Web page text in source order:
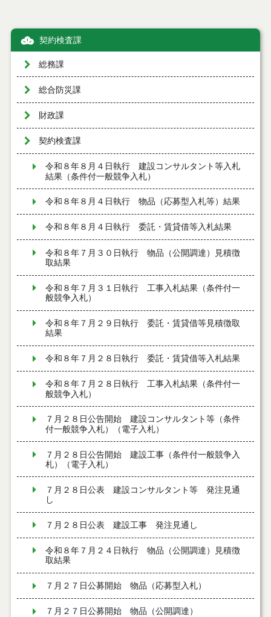
契約検査課
総務課
総合防災課
財政課
契約検査課
令和８年８月４日執行 建設コンサルタント等入札
結果（条件付一般競争入札）
令和８年８月４日執行 物品（応募型入札等）結果
令和８年８月４日執行 委託・賃貸借等入札結果
令和８年７月３０日執行 物品（公開調達）見積徴
取結果
令和８年７月３１日執行 工事入札結果（条件付一
般競争入札）
令和８年７月２９日執行 委託・賃貸借等見積徴取
結果
令和８年７月２８日執行 委託・賃貸借等入札結果
令和８年７月２８日執行 工事入札結果（条件付一
般競争入札）
７月２８日公告開始 建設コンサルタント等（条件
付一般競争入札）（電子入札）
７月２８日公告開始 建設工事（条件付一般競争入
札）（電子入札）
７月２８日公表 建設コンサルタント等 発注見通
し
７月２８日公表 建設工事 発注見通し
令和８年７月２４日執行 物品（公開調達）見積徴
取結果
７月２７日公募開始 物品（応募型入札）
７月２７日公募開始 物品（公開調達）